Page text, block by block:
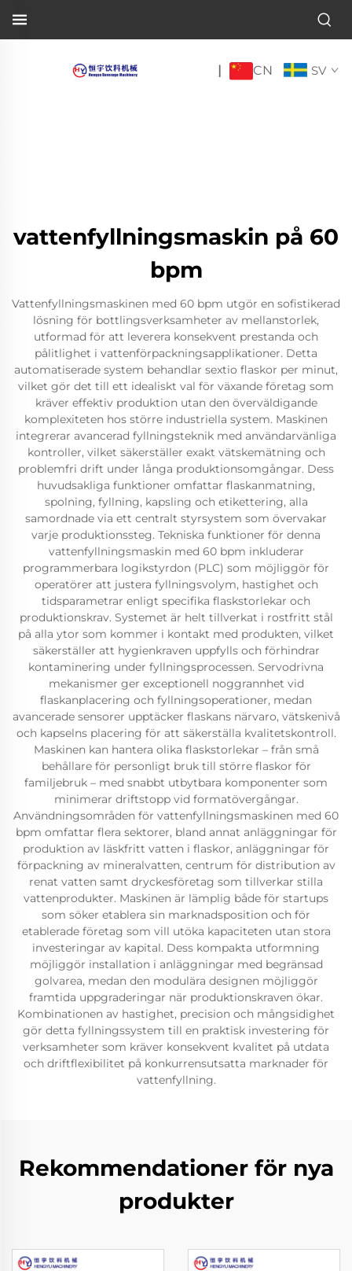
| CN SV
vattenfyllningsmaskin på 60
bpm
Vattenfyllningsmaskinen med 60 bpm utgör en sofistikerad
lösning för bottlingsverksamheter av mellanstorlek,
utformad för att leverera konsekvent prestanda och
pålitlighet i vattenförpackningsapplikationer. Detta
automatiserade system behandlar sextio flaskor per minut,
vilket gör det till ett idealiskt val för växande företag som
kräver effektiv produktion utan den överväldigande
komplexiteten hos större industriella system. Maskinen
integrerar avancerad fyllningsteknik med användarvänliga
kontroller, vilket säkerställer exakt vätskemätning och
problemfri drift under långa produktionsomgångar. Dess
huvudsakliga funktioner omfattar flaskanmatning,
spolning, fyllning, kapsling och etikettering, alla
samordnade via ett centralt styrsystem som övervakar
varje produktionssteg. Tekniska funktioner för denna
vattenfyllningsmaskin med 60 bpm inkluderar
programmerbara logikstyrdon (PLC) som möjliggör för
operatörer att justera fyllningsvolym, hastighet och
tidsparametrar enligt specifika flaskstorlekar och
produktionskrav. Systemet är helt tillverkat i rostfritt stål
på alla ytor som kommer i kontakt med produkten, vilket
säkerställer att hygienkraven uppfylls och förhindrar
kontaminering under fyllningsprocessen. Servodrivna
mekanismer ger exceptionell noggrannhet vid
flaskanplacering och fyllningsoperationer, medan
avancerade sensorer upptäcker flaskans närvaro, vätskenivå
och kapselns placering för att säkerställa kvalitetskontroll.
Maskinen kan hantera olika flaskstorlekar – från små
behållare för personligt bruk till större flaskor för
familjebruk – med snabbt utbytbara komponenter som
minimerar driftstopp vid formatövergångar.
Användningsområden för vattenfyllningsmaskinen med 60
bpm omfattar flera sektorer, bland annat anläggningar för
produktion av läskfritt vatten i flaskor, anläggningar för
förpackning av mineralvatten, centrum för distribution av
renat vatten samt dryckesföretag som tillverkar stilla
vattenprodukter. Maskinen är lämplig både för startups
som söker etablera sin marknadsposition och för
etablerade företag som vill utöka kapaciteten utan stora
investeringar av kapital. Dess kompakta utformning
möjliggör installation i anläggningar med begränsad
golvarea, medan den modulära designen möjliggör
framtida uppgraderingar när produktionskraven ökar.
Kombinationen av hastighet, precision och mångsidighet
gör detta fyllningssystem till en praktisk investering för
verksamheter som kräver konsekvent kvalitet på utdata
och driftflexibilitet på konkurrensutsatta marknader för
vattenfyllning.
Rekommendationer för nya
produkter